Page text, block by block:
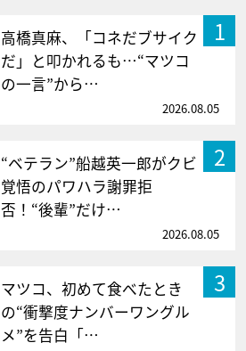
1
高橋真麻、「コネだブサイク
だ」と叩かれるも…“マツコ
の一言”から…
2026.08.05
2
“ベテラン”船越英一郎がクビ
覚悟のパワハラ謝罪拒
否！“後輩”だけ…
2026.08.05
3
マツコ、初めて食べたとき
の“衝撃度ナンバーワングル
メ”を告白「…